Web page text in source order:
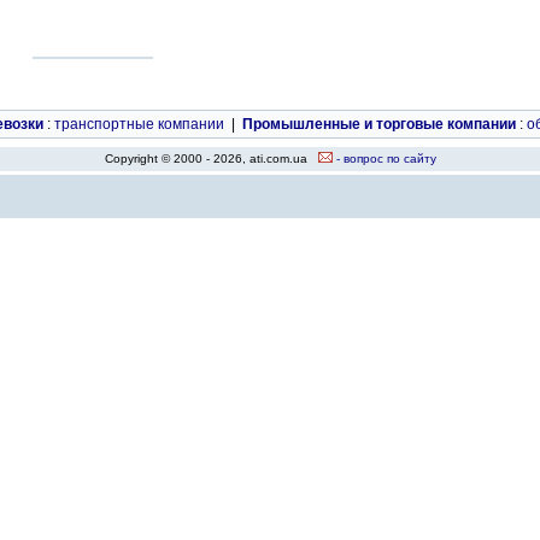
: транспортные компании Промышленные и торговые компании :
Copyright © 2000 - 2026, ati.com.ua - вопрос по сайту